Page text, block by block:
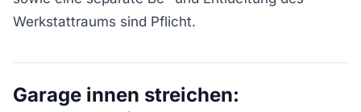
Werkstattraums sind Pflicht.
Garage innen streichen: